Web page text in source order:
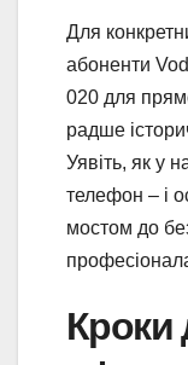
Для
абоненти
020 для
радше
Уявіть, як у
телефон – і
мостом до
Кроки